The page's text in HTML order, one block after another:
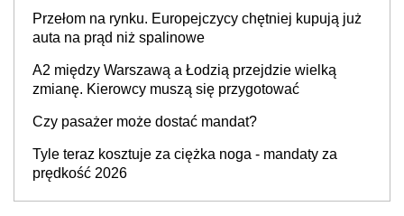
Przełom na rynku. Europejczycy chętniej kupują już
auta na prąd niż spalinowe
A2 między Warszawą a Łodzią przejdzie wielką
zmianę. Kierowcy muszą się przygotować
Czy pasażer może dostać mandat?
Tyle teraz kosztuje za ciężka noga - mandaty za
prędkość 2026